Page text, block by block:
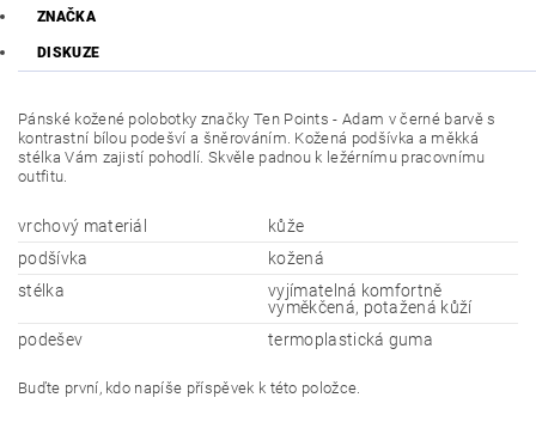
ZNAČKA
DISKUZE
Pánské kožené polobotky značky Ten Points - Adam v černé barvě s
kontrastní bílou podešví a šněrováním. Kožená podšívka a měkká
stélka Vám zajistí pohodlí. Skvěle padnou k ležérnímu pracovnímu
outfitu.
vrchový materiál
kůže
podšívka
kožená
stélka
vyjímatelná komfortně
vyměkčená, potažená kůží
podešev
termoplastická guma
Buďte první, kdo napíše příspěvek k této položce.